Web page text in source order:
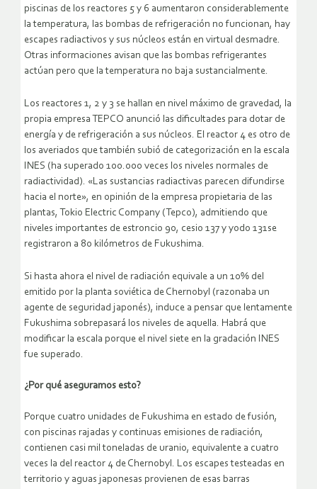
piscinas de los reactores 5 y 6 aumentaron considerablemente
la temperatura, las bombas de refrigeración no funcionan, hay
escapes radiactivos y sus núcleos están en virtual desmadre.
Otras informaciones avisan que las bombas refrigerantes
actúan pero que la temperatura no baja sustancialmente.
Los reactores 1, 2 y 3 se hallan en nivel máximo de gravedad, la
propia empresa TEPCO anunció las dificultades para dotar de
energía y de refrigeración a sus núcleos. El reactor 4 es otro de
los averiados que también subió de categorización en la escala
INES (ha superado 100.000 veces los niveles normales de
radiactividad). «Las sustancias radiactivas parecen difundirse
hacia el norte», en opinión de la empresa propietaria de las
plantas, Tokio Electric Company (Tepco), admitiendo que
niveles importantes de estroncio 90, cesio 137 y yodo 131se
registraron a 80 kilómetros de Fukushima.
Si hasta ahora el nivel de radiación equivale a un 10% del
emitido por la planta soviética de Chernobyl (razonaba un
agente de seguridad japonés), induce a pensar que lentamente
Fukushima sobrepasará los niveles de aquella. Habrá que
modificar la escala porque el nivel siete en la gradación INES
fue superado.
¿Por qué aseguramos esto?
Porque cuatro unidades de Fukushima en estado de fusión,
con piscinas rajadas y continuas emisiones de radiación,
contienen casi mil toneladas de uranio, equivalente a cuatro
veces la del reactor 4 de Chernobyl. Los escapes testeadas en
territorio y aguas japonesas provienen de esas barras